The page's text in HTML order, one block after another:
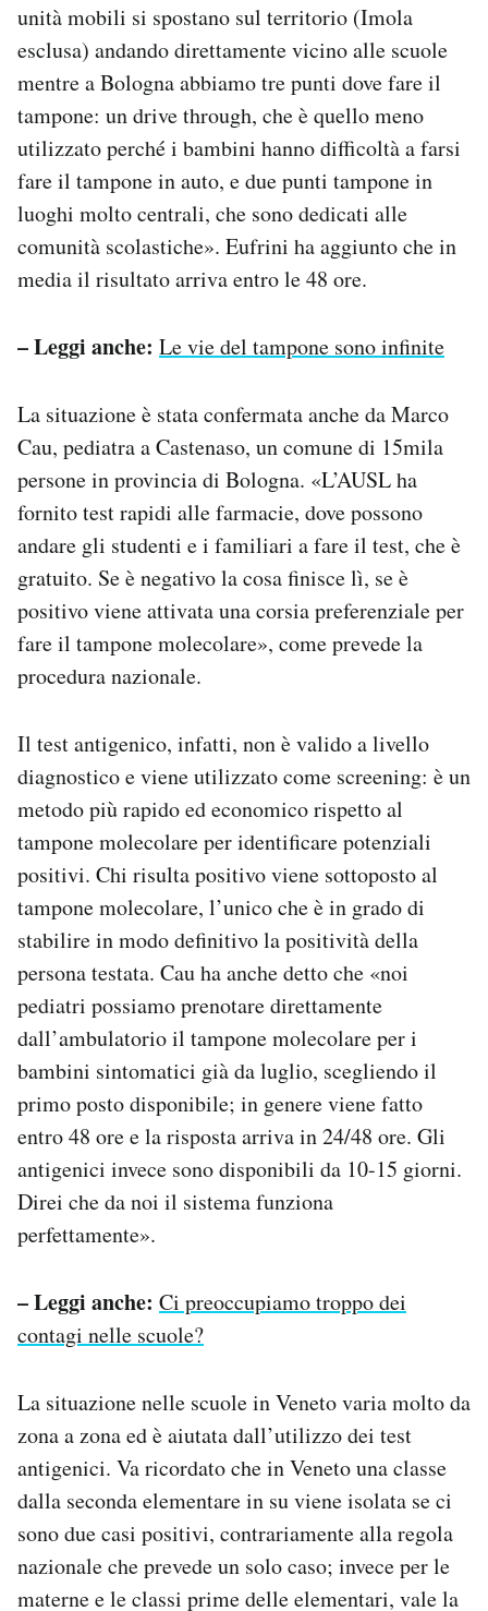
unità mobili si spostano sul territorio (Imola
esclusa) andando direttamente vicino alle scuole
mentre a Bologna abbiamo tre punti dove fare il
tampone: un drive through, che è quello meno
utilizzato perché i bambini hanno difficoltà a farsi
fare il tampone in auto, e due punti tampone in
luoghi molto centrali, che sono dedicati alle
comunità scolastiche». Eufrini ha aggiunto che in
media il risultato arriva entro le 48 ore.
– Leggi anche: Le vie del tampone sono infinite
La situazione è stata confermata anche da Marco
Cau, pediatra a Castenaso, un comune di 15mila
persone in provincia di Bologna. «L’AUSL ha
fornito test rapidi alle farmacie, dove possono
andare gli studenti e i familiari a fare il test, che è
gratuito. Se è negativo la cosa finisce lì, se è
positivo viene attivata una corsia preferenziale per
fare il tampone molecolare», come prevede la
procedura nazionale.
Il test antigenico, infatti, non è valido a livello
diagnostico e viene utilizzato come screening: è un
metodo più rapido ed economico rispetto al
tampone molecolare per identificare potenziali
positivi. Chi risulta positivo viene sottoposto al
tampone molecolare, l’unico che è in grado di
stabilire in modo definitivo la positività della
persona testata. Cau ha anche detto che «noi
pediatri possiamo prenotare direttamente
dall’ambulatorio il tampone molecolare per i
bambini sintomatici già da luglio, scegliendo il
primo posto disponibile; in genere viene fatto
entro 48 ore e la risposta arriva in 24/48 ore. Gli
antigenici invece sono disponibili da 10-15 giorni.
Direi che da noi il sistema funziona
perfettamente».
– Leggi anche: Ci preoccupiamo troppo dei
contagi nelle scuole?
La situazione nelle scuole in Veneto varia molto da
zona a zona ed è aiutata dall’utilizzo dei test
antigenici. Va ricordato che in Veneto una classe
dalla seconda elementare in su viene isolata se ci
sono due casi positivi, contrariamente alla regola
nazionale che prevede un solo caso; invece per le
materne e le classi prime delle elementari, vale la